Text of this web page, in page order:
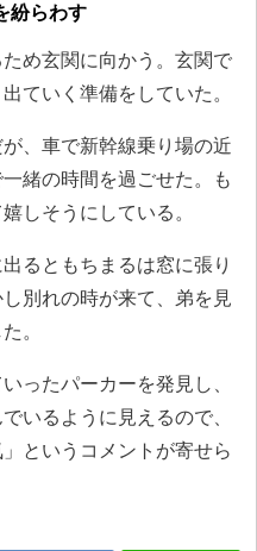
紛らわす
め玄関に向かう。玄関で
ていく準備をしていた。
、車で新幹線乗り場の近
緒の時間を過ごせた。も
しそうにしている。
るともちまるは窓に張り
別れの時が来て、弟を見
。
ったパーカーを発見し、
いるように見えるので、
というコメントが寄せら